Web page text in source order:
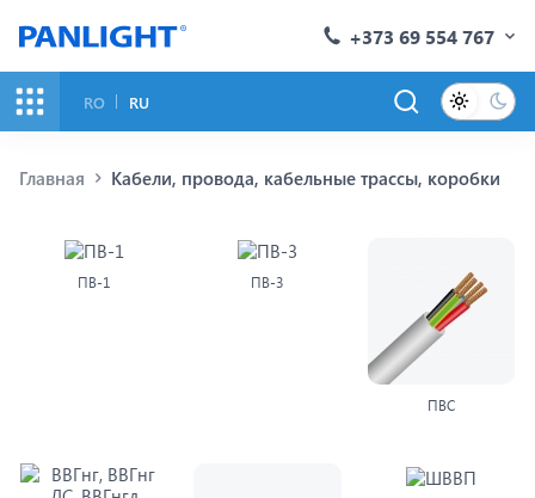
+373 69 554 767
RO RU
Главная Кабели, провода, кабельные трассы, коробки
ПВ-1 ПВ-3
ПВС